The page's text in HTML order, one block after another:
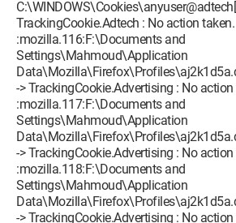
TrackingCookie.Adtech : No action taken.
:mozilla.116:F:\Documents and
Settings\Mahmoud\Application
-> TrackingCookie.Advertising : No
:mozilla.117:F:\Documents and
Settings\Mahmoud\Application
-> TrackingCookie.Advertising : No
:mozilla.118:F:\Documents and
Settings\Mahmoud\Application
-> TrackingCookie.Advertising : No